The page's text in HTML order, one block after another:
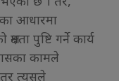
आधारमा
पुष्टि गर्ने कार्य
कामले
त्यसले